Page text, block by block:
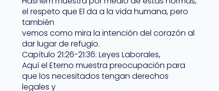
el respeto que El da a la vida humana, pero
también
vemos como mira la intención del corazón al
dar lugar de refugio.
Capítulo 21:26-21:36: Leyes Laborales,
Aquí el Eterno muestra preocupación para
que los necesitados tengan derechos
legales y